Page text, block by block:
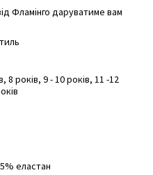
Фламінго даруватиме вам
, 8 років, 9 - 10 років, 11 -12
еластан